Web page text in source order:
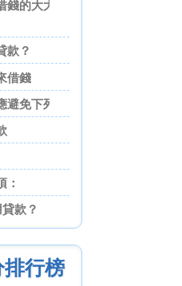
錢的大大們
款？
借錢
避免下列四點
：
款？
行榜